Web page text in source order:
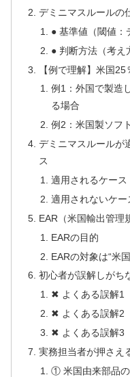
デミニマスルールの
● 基準値（閾値：
● 判断方法（考え
【例で理解】米国
例1：外国で製造
る場合
例2：米国製ソフ
デミニマスルールが
ス
適用されるケース
適用されないケー
EAR（米国輸出管理
EARの目的
EARの対象は“米
初心者が誤解しがち
✖ よくある誤解1
✖ よくある誤解2
✖ よくある誤解3
実務担当者が押さえ
① 米国由来部品